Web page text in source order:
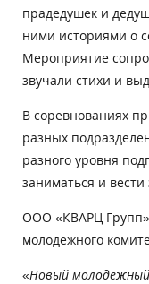
прадедушек и
ними историями о
Мероприятие
звучали стихи и
В соревнованиях
разных
разного уровня
заниматься и
ООО «КВАРЦ
молодежного
«Новый молодежный